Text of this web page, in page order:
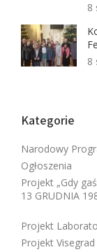
8
8
Kategorie
Narodowy
Ogłoszenia
Projekt „Gdy
13 GRUDNIA
Projekt
Projekt Visegrad